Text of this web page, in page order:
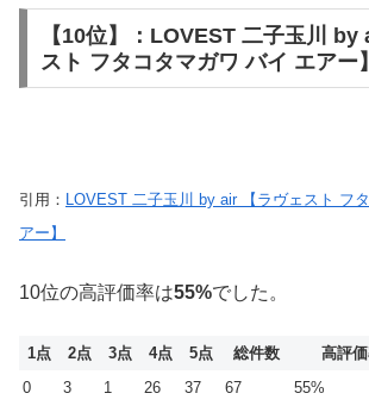
【10位】：LOVEST 二子玉川 by
スト フタコタマガワ バイ エアー】
引用： LOVEST 二子玉川 by air 【ラヴェスト フ
アー】
10位の高評価率は55%でした。
1点 2点 3点 4点 5点 総件数 高評
0
3 1 26 37 67 55%